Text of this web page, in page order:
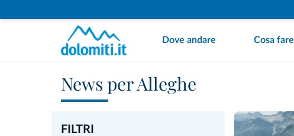
Dove andare Cosa fare
News per Alleghe
FILTRI